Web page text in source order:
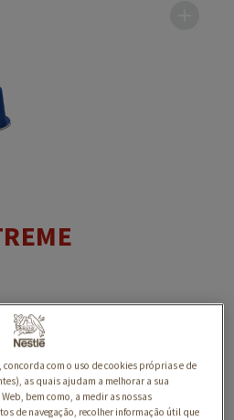
com o uso de cookies próprias e de
as quais ajudam a melhorar a sua
bem como, a medir as nossas
de navegação, recolher informação útil que